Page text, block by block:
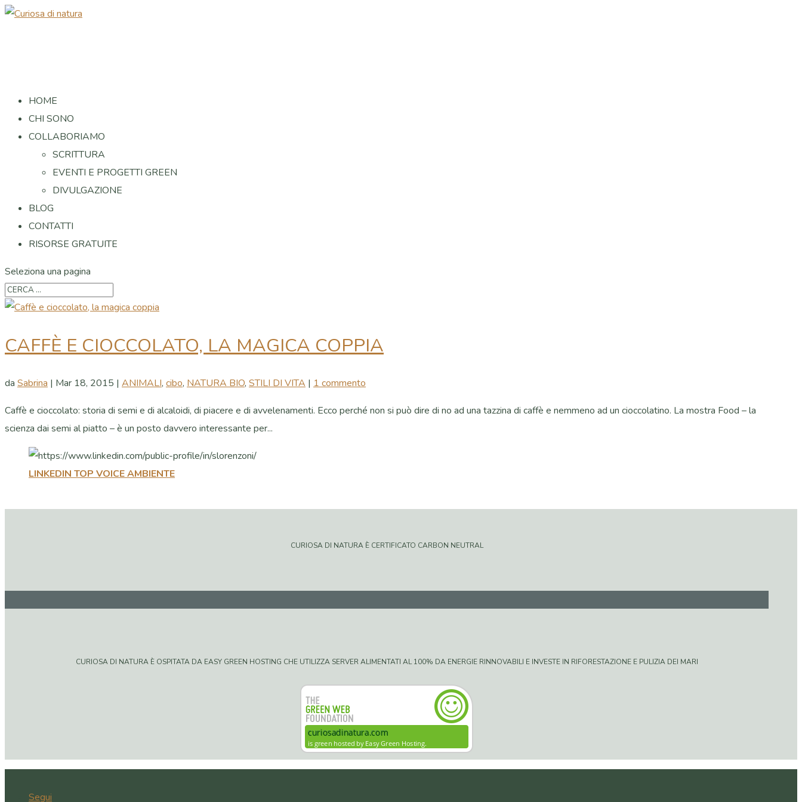
HOME
CHI SONO
COLLABORIAMO
SCRITTURA
EVENTI E PROGETTI GREEN
DIVULGAZIONE
BLOG
CONTATTI
RISORSE GRATUITE
Seleziona una pagina
CAFFÈ E CIOCCOLATO, LA MAGICA COPPIA
da Sabrina | Mar 18, 2015 | ANIMALI, cibo, NATURA BIO, STILI DI VITA | 1 commento
Caffè e cioccolato: storia di semi e di alcaloidi, di piacere e di avvelenamenti. Ecco perché non si può dire di no ad una tazzina di caffè e nemmeno ad un cioccolatino. La mostra Food – la
scienza dai semi al piatto – è un posto davvero interessante per...
LINKEDIN TOP VOICE AMBIENTE
CURIOSA DI NATURA È CERTIFICATO CARBON NEUTRAL
CURIOSA DI NATURA È OSPITATA DA EASY GREEN HOSTING CHE UTILIZZA SERVER ALIMENTATI AL 100% DA ENERGIE RINNOVABILI E INVESTE IN RIFORESTAZIONE E PULIZIA DEI MARI
Segui